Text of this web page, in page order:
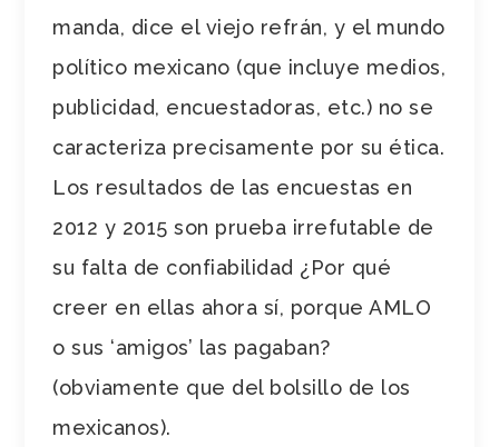
manda, dice el viejo refrán, y el mundo
político mexicano (que incluye medios,
publicidad, encuestadoras, etc.) no se
caracteriza precisamente por su ética.
Los resultados de las encuestas en
2012 y 2015 son prueba irrefutable de
su falta de confiabilidad ¿Por qué
creer en ellas ahora sí, porque AMLO
o sus ‘amigos’ las pagaban?
(obviamente que del bolsillo de los
mexicanos).